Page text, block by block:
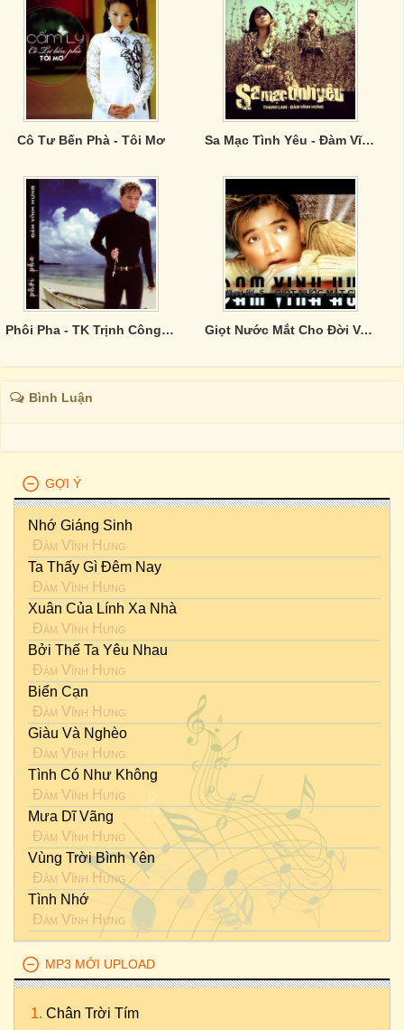
Cô Tư Bến Phà - Tôi Mơ Sa Mạc Tình Yêu - Đàm Vĩnh Hưng
Phôi Pha - TK Trịnh Công Sơn Giọt Nước Mắt Cho Đời Vol.5
Bình Luận
GỢI Ý
Nhớ Giáng Sinh
Đàm Vĩnh Hưng
Ta Thấy Gì Đêm Nay
Đàm Vĩnh Hưng
Xuân Của Lính Xa Nhà
Đàm Vĩnh Hưng
Bởi Thế Ta Yêu Nhau
Đàm Vĩnh Hưng
Biển Cạn
Đàm Vĩnh Hưng
Giàu Và Nghèo
Đàm Vĩnh Hưng
Tình Có Như Không
Đàm Vĩnh Hưng
Mưa Dĩ Vãng
Đàm Vĩnh Hưng
Vùng Trời Bình Yên
Đàm Vĩnh Hưng
Tình Nhớ
Đàm Vĩnh Hưng
MP3 MỚI UPLOAD
Chân Trời Tím